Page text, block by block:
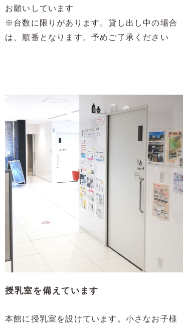
お願いしています
※台数に限りがあります。貸し出し中の場合
は、順番となります。予めご了承ください
授乳室を備えています
本館に授乳室を設けています。小さなお子様